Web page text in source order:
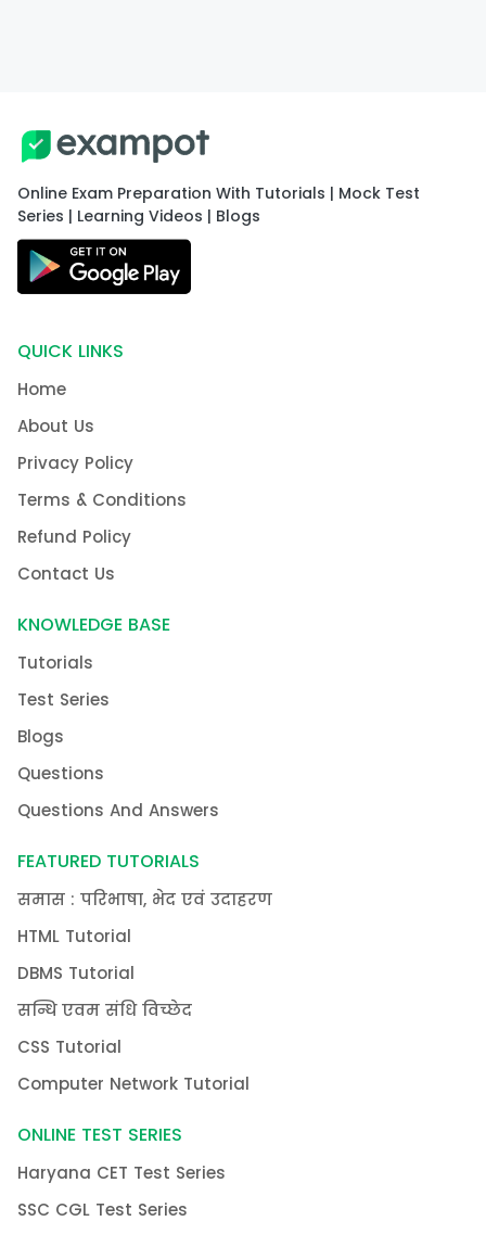
Online Exam Preparation With Tutorials | Mock Test
Series | Learning Videos | Blogs
QUICK LINKS
Home
About Us
Privacy Policy
Terms & Conditions
Refund Policy
Contact Us
KNOWLEDGE BASE
Tutorials
Test Series
Blogs
Questions
Questions And Answers
FEATURED TUTORIALS
समास : परिभाषा, भेद एवं उदाहरण
HTML Tutorial
DBMS Tutorial
सन्धि एवम संधि विच्छेद
CSS Tutorial
Computer Network Tutorial
ONLINE TEST SERIES
Haryana CET Test Series
SSC CGL Test Series